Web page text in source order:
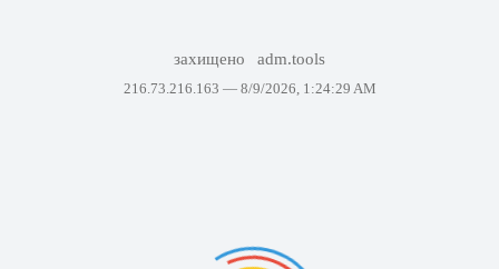
захищено adm.tools
216.73.216.163 — 8/9/2026, 1:24:29 AM